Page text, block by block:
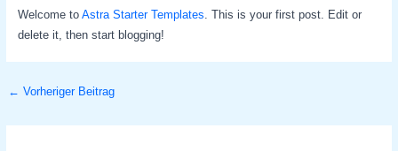
Welcome to Astra Starter Templates . This is your first post. Edit or
delete it, then start blogging!
← Vorheriger Beitrag